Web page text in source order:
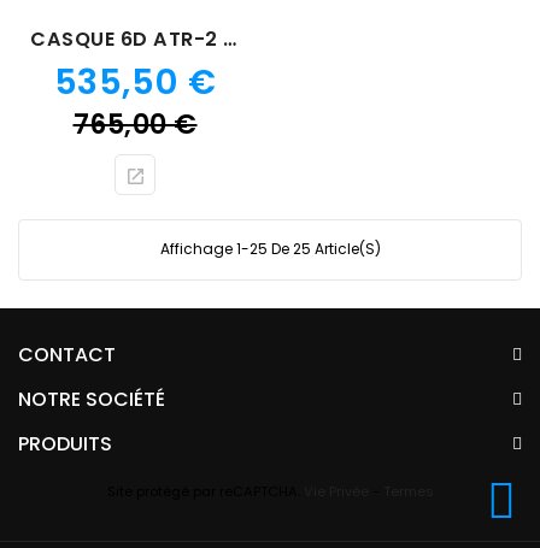
CASQUE 6D ATR-2 RACE ARGENT
Prix
535,50 €
765,00 €Prix
Affichage 1-25 De 25 Article(s)
CONTACT
NOTRE SOCIÉTÉ
PRODUITS